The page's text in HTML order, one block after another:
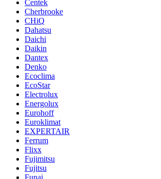
Centek
Cherbrooke
CHiQ
Dahatsu
Daichi
Daikin
Dantex
Denko
Ecoclima
EcoStar
Electrolux
Energolux
Eurohoff
Euroklimat
EXPERTAIR
Ferrum
Flixx
Fujimitsu
Fujitsu
Funai